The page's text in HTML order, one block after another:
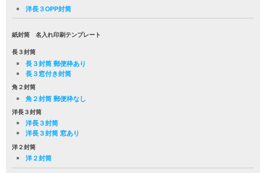
洋長３OPP封筒
紙封筒 名入れ印刷テンプレート
長３封筒
長３封筒 郵便枠あり
長３窓付き封筒
角２封筒
角２封筒 郵便枠なし
洋長３封筒
洋長３封筒
洋長３封筒 窓あり
洋２封筒
洋２封筒